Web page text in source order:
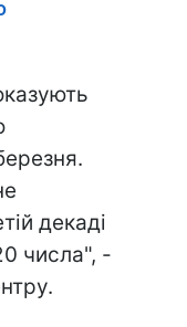
декаді
числа", -